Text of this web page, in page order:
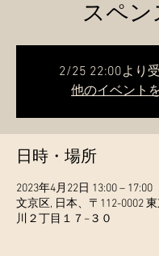
スペン
2/25 22:00より
他のイベント
日時・場所
2023年4月22日 13:00 – 17:00
文京区, 日本、〒112-0002
川２丁目１７−３０